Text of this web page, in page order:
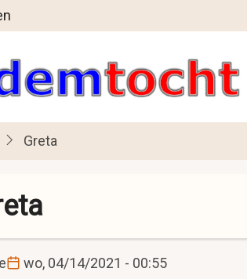
Greta
wo, 04/14/2021 - 00:55